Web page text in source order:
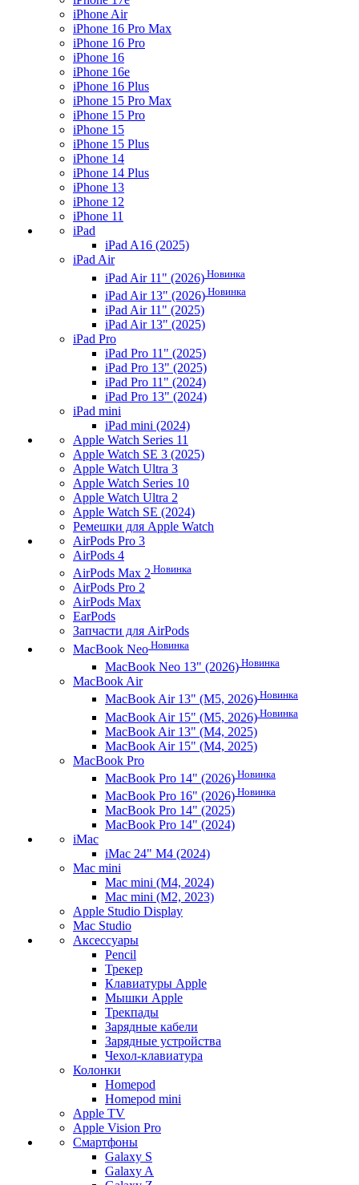
iPhone Air
iPhone 16 Pro Max
iPhone 16 Pro
iPhone 16
iPhone 16e
iPhone 16 Plus
iPhone 15 Pro Max
iPhone 15 Pro
iPhone 15
iPhone 15 Plus
iPhone 14
iPhone 14 Plus
iPhone 13
iPhone 12
iPhone 11
iPad
iPad A16 (2025)
iPad Air
iPad Air 11" (2026) Новинка
iPad Air 13" (2026) Новинка
iPad Air 11" (2025)
iPad Air 13" (2025)
iPad Pro
iPad Pro 11" (2025)
iPad Pro 13" (2025)
iPad Pro 11" (2024)
iPad Pro 13" (2024)
iPad mini
iPad mini (2024)
Apple Watch Series 11
Apple Watch SE 3 (2025)
Apple Watch Ultra 3
Apple Watch Series 10
Apple Watch Ultra 2
Apple Watch SE (2024)
Ремешки для Apple Watch
AirPods Pro 3
AirPods 4
AirPods Max 2 Новинка
AirPods Pro 2
AirPods Max
EarPods
Запчасти для AirPods
MacBook Neo Новинка
MacBook Neo 13" (2026) Новинка
MacBook Air
MacBook Air 13" (M5, 2026) Новинка
MacBook Air 15" (M5, 2026) Новинка
MacBook Air 13" (M4, 2025)
MacBook Air 15" (M4, 2025)
MacBook Pro
MacBook Pro 14" (2026) Новинка
MacBook Pro 16" (2026) Новинка
MacBook Pro 14" (2025)
MacBook Pro 14" (2024)
iMac
iMac 24" M4 (2024)
Mac mini
Mac mini (M4, 2024)
Mac mini (M2, 2023)
Apple Studio Display
Mac Studio
Аксессуары
Pencil
Трекер
Клавиатуры Apple
Мышки Apple
Трекпады
Зарядные кабели
Зарядные устройства
Чехол-клавиатура
Колонки
Homepod
Homepod mini
Apple TV
Apple Vision Pro
Смартфоны
Galaxy S
Galaxy A